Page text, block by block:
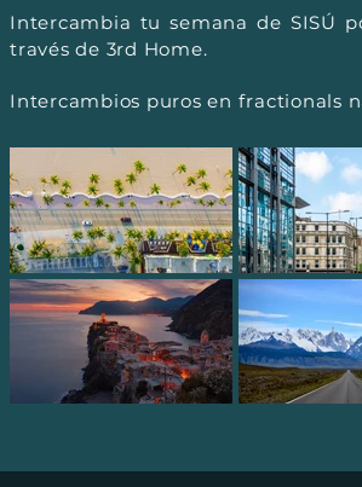
Intercambia tu semana de SISÚ
través de 3rd Home.
Intercambios puros en fractionals